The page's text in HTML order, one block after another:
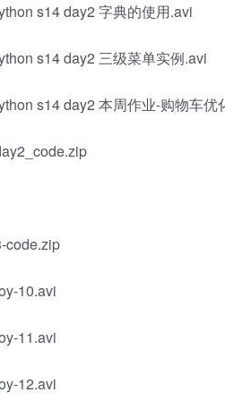
s14 day2 字典的使用.avi
s14 day2 三级菜单实例.avi
s14 day2 本周作业-购物车优
code.zip
10.avi
11.avi
12.avi